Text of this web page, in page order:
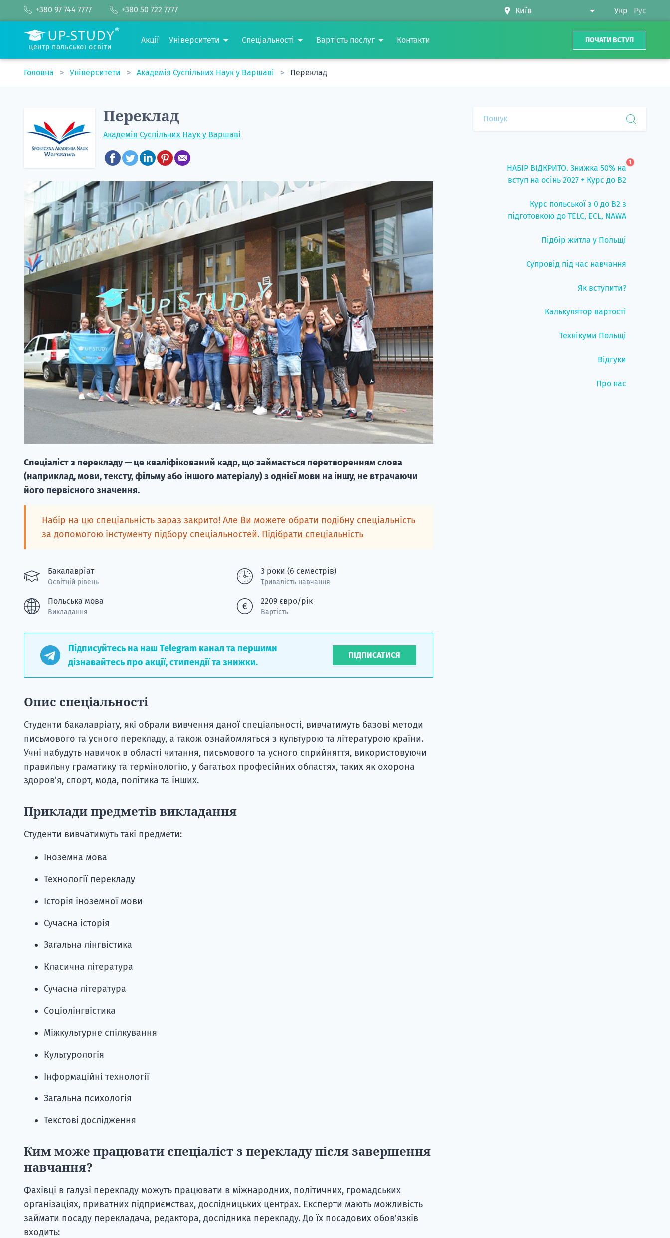
+380 97 744 7777 +380 50 722 7777 Укр Рус
центр польської освіти
Акції Університети Спеціальності Вартість послуг Контакти ПОЧАТИ ВСТУП
Головна Університети Академія Суспільних Наук у Варшаві Переклад
Переклад
Академія Суспільних Наук у Варшаві
Спеціаліст з перекладу — це кваліфікований кадр, що займається перетворенням слова
(наприклад, мови, тексту, фільму або іншого матеріалу) з однієї мови на іншу, не втрачаючи
його первісного значення.
Набір на цю спеціальність зараз закрито! Але Ви можете обрати подібну спеціальність
за допомогою інстументу підбору спеціальностей. Підібрати спеціальність
Бакалавріат
Освітній рівень
3 роки (6 семестрів)
Тривалість навчання
Польська мова
Викладання
2209 євро/рік
Вартість
Підписуйтесь на наш Telegram канал та першими
дізнавайтесь про акції, стипендії та знижки.
ПІДПИСАТИСЯ
Опис спеціальності
Студенти бакалавріату, які обрали вивчення даної спеціальності, вивчатимуть базові методи
письмового та усного перекладу, а також ознайомляться з культурою та літературою країни.
Учні набудуть навичок в області читання, письмового та усного сприйняття, використовуючи
правильну граматику та термінологію, у багатьох професійних областях, таких як охорона
здоров'я, спорт, мода, політика та інших.
Приклади предметів викладання
Студенти вивчатимуть такі предмети:
Іноземна мова
Технології перекладу
Історія іноземної мови
Сучасна історія
Загальна лінгвістика
Класична література
Сучасна література
Соціолінгвістика
Міжкультурне спілкування
Культурологія
Інформаційні технології
Загальна психологія
Текстові дослідження
Ким може працювати спеціаліст з перекладу після завершення
навчання?
Фахівці в галузі перекладу можуть працювати в міжнародних, політичних, громадських
організаціях, приватних підприємствах, дослідницьких центрах. Експерти мають можливість
займати посаду перекладача, редактора, дослідника перекладу. До їх посадових обов'язків
входить:
НАБІР ВІДКРИТО. Знижка 50% на
вступ на осінь 2027 + Курс до B2
1
Курс польської з 0 до B2 з
підготовкою до TELC, ECL, NAWA
Підбір житла у Польщі
Супровід під час навчання
Як вступити?
Калькулятор вартості
Технікуми Польщі
Відгуки
Про нас